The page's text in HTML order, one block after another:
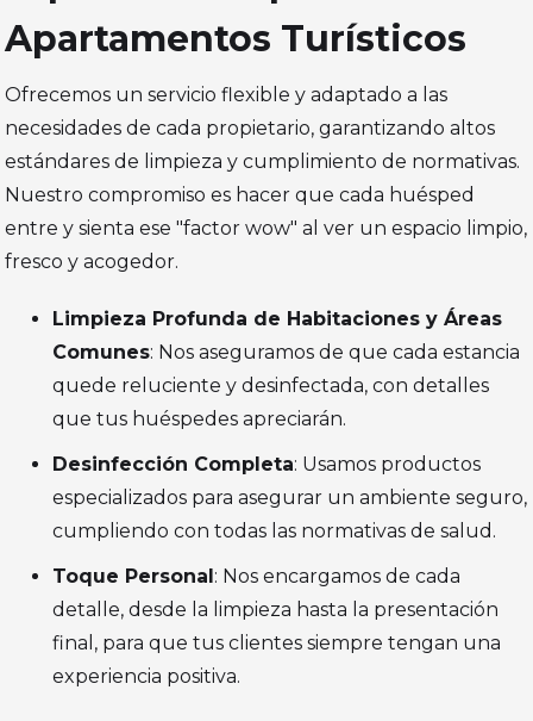
Apartamentos Turísticos
Ofrecemos un servicio flexible y adaptado a las
necesidades de cada propietario, garantizando altos
estándares de limpieza y cumplimiento de normativas.
Nuestro compromiso es hacer que cada huésped
entre y sienta ese "factor wow" al ver un espacio limpio,
fresco y acogedor.
Limpieza Profunda de Habitaciones y Áreas
Comunes: Nos aseguramos de que cada estancia
quede reluciente y desinfectada, con detalles
que tus huéspedes apreciarán.
Desinfección Completa: Usamos productos
especializados para asegurar un ambiente seguro,
cumpliendo con todas las normativas de salud.
Toque Personal : Nos encargamos de cada
detalle, desde la limpieza hasta la presentación
final, para que tus clientes siempre tengan una
experiencia positiva.